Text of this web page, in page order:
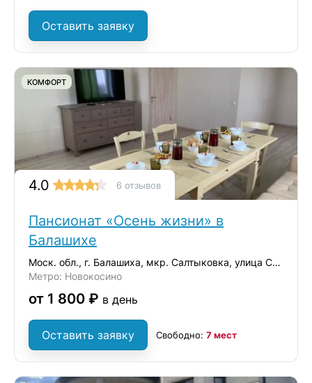
Оставить заявку
КОМФОРТ
4.0 6 отзывов
Пансионат «Осень жизни» в
Балашихе
Моск. обл., г. Балашиха, мкр. Салтыковка, улица Средняя, дом 5
Метро: Новокосино
от 1 800 ₽ в день
Оставить заявку Свободно: 7 мест